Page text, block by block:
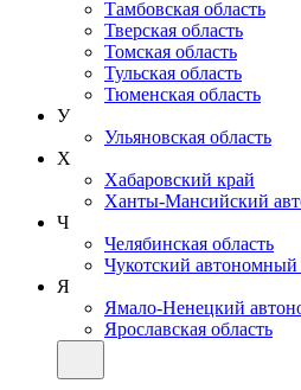
Тамбовская область
Тверская область
Томская область
Тульская область
Тюменская область
У
Ульяновская область
Х
Хабаровский край
Ханты-Мансийский
Ч
Челябинская область
Чукотский автономный
Я
Ямало-Ненецкий
Ярославская область